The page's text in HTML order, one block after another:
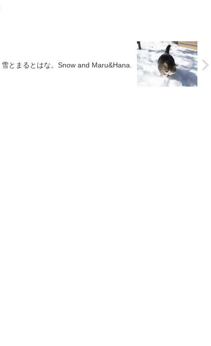
雪とまるとはな。Snow and Maru&Hana.